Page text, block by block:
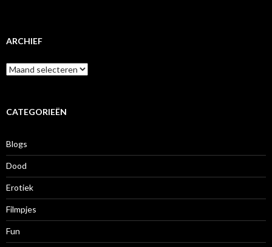
ARCHIEF
A
r
iCATEGORIEËN
Blogs
Dood
Erotiek
Filmpjes
Fun